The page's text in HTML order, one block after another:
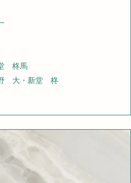
一
馬
大・新堂 柊